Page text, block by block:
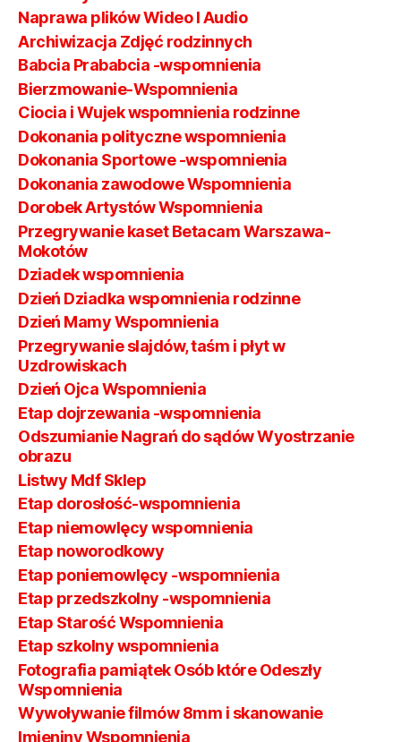
Naprawa plików Wideo I Audio
Archiwizacja Zdjęć rodzinnych
Babcia Prababcia -wspomnienia
Bierzmowanie-Wspomnienia
Ciocia i Wujek wspomnienia rodzinne
Dokonania polityczne wspomnienia
Dokonania Sportowe -wspomnienia
Dokonania zawodowe Wspomnienia
Dorobek Artystów Wspomnienia
Przegrywanie kaset Betacam Warszawa-
Mokotów
Dziadek wspomnienia
Dzień Dziadka wspomnienia rodzinne
Dzień Mamy Wspomnienia
Przegrywanie slajdów, taśm i płyt w
Uzdrowiskach
Dzień Ojca Wspomnienia
Etap dojrzewania -wspomnienia
Odszumianie Nagrań do sądów Wyostrzanie
obrazu
Listwy Mdf Sklep
Etap dorosłość-wspomnienia
Etap niemowlęcy wspomnienia
Etap noworodkowy
Etap poniemowlęcy -wspomnienia
Etap przedszkolny -wspomnienia
Etap Starość Wspomnienia
Etap szkolny wspomnienia
Fotografia pamiątek Osób które Odeszły
Wspomnienia
Wywoływanie filmów 8mm i skanowanie
Imieniny Wspomnienia